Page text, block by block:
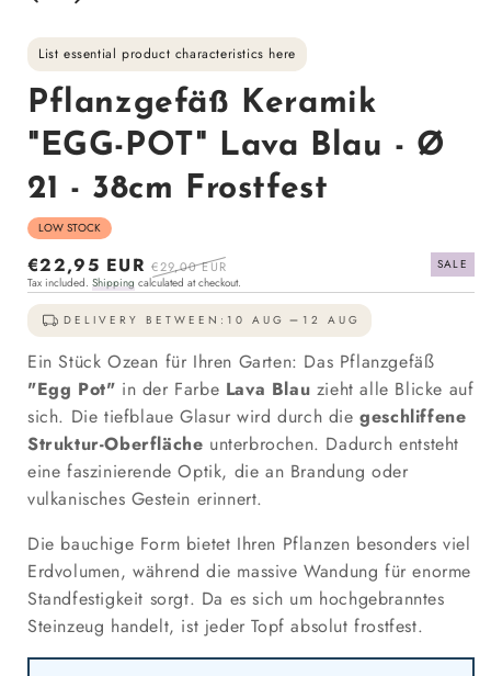
List essential product characteristics here
Pflanzgefäß Keramik
"EGG-POT" Lava Blau - Ø
21 - 38cm Frostfest
LOW STOCK
Sale
price
€22,95 EUR Regular
price
€29,00 EUR
SALE
Tax included. Shipping calculated at checkout.
DELIVERY BETWEEN: 10 AUG 12 AUG
Ein Stück Ozean für Ihren Garten: Das Pflanzgefäß
"Egg Pot" in der Farbe Lava Blau zieht alle Blicke auf
sich. Die tiefblaue Glasur wird durch diegeschliffene
Struktur-Oberfläche unterbrochen. Dadurch entsteht
eine faszinierende Optik, die an Brandung oder
vulkanisches Gestein erinnert.
Die bauchige Form bietet Ihren Pflanzen besonders viel
Erdvolumen, während die massive Wandung für enorme
Standfestigkeit sorgt. Da es sich um hochgebranntes
Steinzeug handelt, ist jeder Topf absolut frostfest.